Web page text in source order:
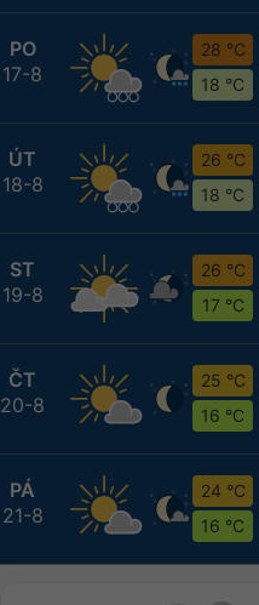
PO
17-8
28 °C
18 °C
ÚT
18-8
26 °C
18 °C
ST
19-8
26 °C
17 °C
ČT
20-8
25 °C
16 °C
PÁ
21-8
24 °C
16 °C